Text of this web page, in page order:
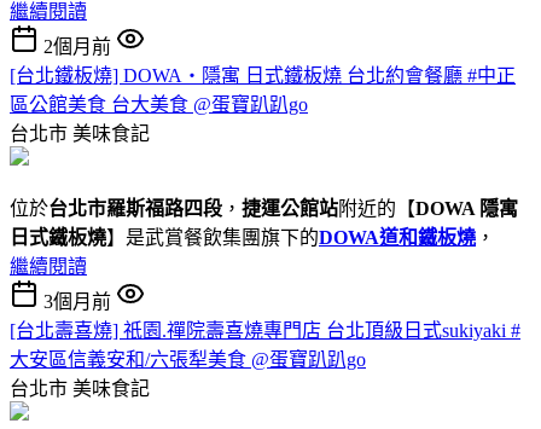
繼續閱讀
2個月前
[台北鐵板燒] DOWA・隱寓 日式鐵板燒 台北約會餐廳 #中正
區公館美食 台大美食 @蛋寶趴趴go
台北市 美味食記
位於台北市羅斯福路四段 ， 捷運公館站附近的【DOWA 隱寓
日式鐵板燒】是武賞餐飲集團旗下的DOWA道和鐵板燒 ，
繼續閱讀
3個月前
[台北壽喜燒] 祇園.禪院壽喜燒專門店 台北頂級日式sukiyaki #
大安區信義安和/六張犁美食 @蛋寶趴趴go
台北市 美味食記